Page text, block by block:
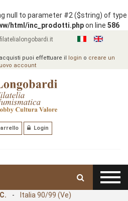
null to parameter #2 ($string) of type
html/inc_prodotti.phpon line 586
puoi effettuare il login o creare un
account
Login
- Italia 90/99 (Ve)